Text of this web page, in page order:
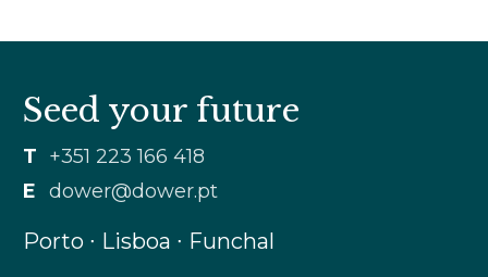
Seed your future
T +351 223 166 418
E
dower@dower.pt
Porto ∙ Lisboa ∙ Funchal